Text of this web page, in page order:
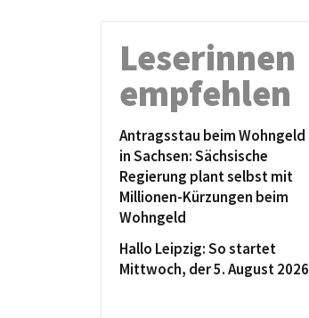
Leserinnen
empfehlen
Antragsstau beim Wohngeld
in Sachsen: Sächsische
Regierung plant selbst mit
Millionen-Kürzungen beim
Wohngeld
Hallo Leipzig: So startet
Mittwoch, der 5. August 2026